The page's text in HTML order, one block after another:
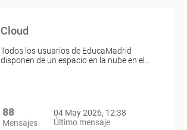
Cloud
Todos los usuarios de EducaMadrid
disponen de un espacio en la nube en el…
88
Mensajes
04 May 2026, 12:38
Último mensaje